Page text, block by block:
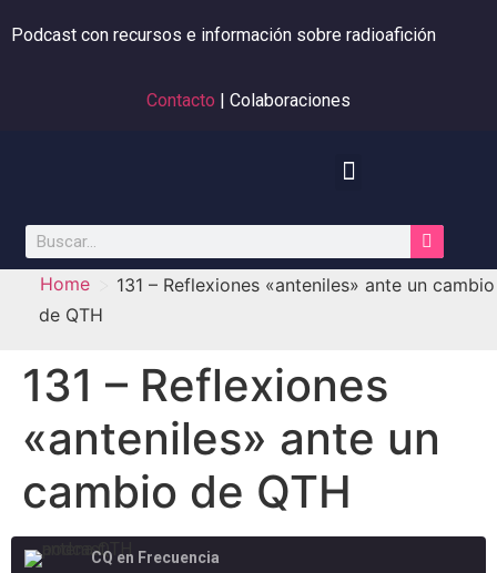
Podcast con recursos e información sobre radioafición
Contacto | Colaboraciones
Home
131 – Reflexiones «anteniles» ante un cambio
de QTH
131 – Reflexiones
«anteniles» ante un
cambio de QTH
CQ en Frecuencia